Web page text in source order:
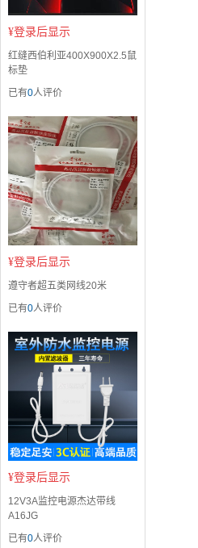
¥登录后显示
红缝西伯利亚400X900X2.5鼠
标垫
已有0人评价
¥登录后显示
遵守者超五类网线20米
已有0人评价
¥登录后显示
12V3A监控电源杰达带线
A16JG
已有0人评价